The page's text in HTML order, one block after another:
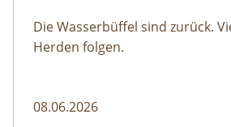
Die Wasserbüffel sind zurück.
Herden folgen.
08.06.2026